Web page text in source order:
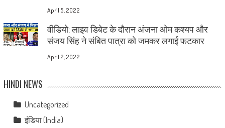
April 5, 2022
वीडियो: लाइव डिबेट के दौरान अंजना ओम कश्यप और
संजय सिंह ने संबित पात्रा को जमकर लगाई फटकार
April 2, 2022
HINDI NEWS
Uncategorized
इंडिया (India)